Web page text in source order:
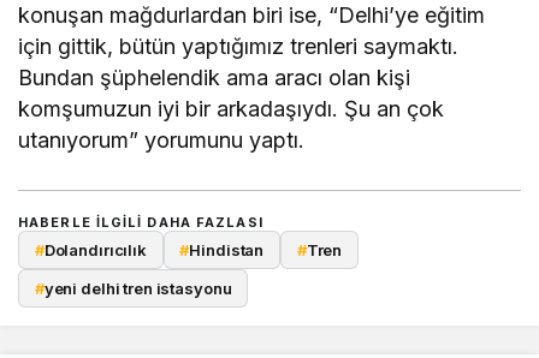
konuşan mağdurlardan biri ise, “Delhi’ye eğitim
için gittik, bütün yaptığımız trenleri saymaktı.
Bundan şüphelendik ama aracı olan kişi
komşumuzun iyi bir arkadaşıydı. Şu an çok
utanıyorum” yorumunu yaptı.
HABERLE ILGILI DAHA FAZLASI
#Dolandırıcılık #Hindistan #Tren
#yeni delhi tren istasyonu